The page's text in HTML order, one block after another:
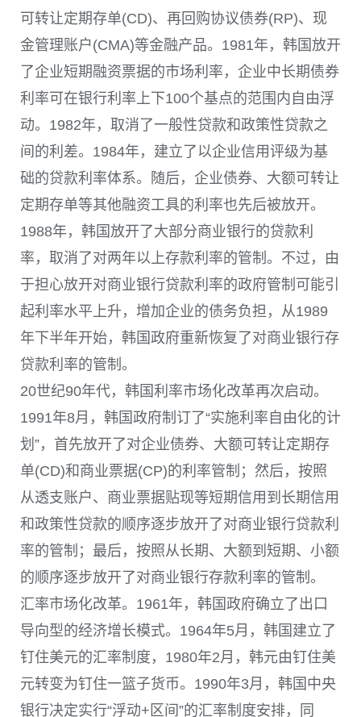
可转让定期存单(CD)、再回购协议债券(RP)、现
金管理账户(CMA)等金融产品。1981年，韩国放开
了企业短期融资票据的市场利率，企业中长期债券
利率可在银行利率上下100个基点的范围内自由浮
动。1982年，取消了一般性贷款和政策性贷款之
间的利差。1984年，建立了以企业信用评级为基
础的贷款利率体系。随后，企业债券、大额可转让
定期存单等其他融资工具的利率也先后被放开。
1988年，韩国放开了大部分商业银行的贷款利
率，取消了对两年以上存款利率的管制。不过，由
于担心放开对商业银行贷款利率的政府管制可能引
起利率水平上升，增加企业的债务负担，从1989
年下半年开始，韩国政府重新恢复了对商业银行存
贷款利率的管制。
20世纪90年代，韩国利率市场化改革再次启动。
1991年8月，韩国政府制订了“实施利率自由化的计
划”，首先放开了对企业债券、大额可转让定期存
单(CD)和商业票据(CP)的利率管制；然后，按照
从透支账户、商业票据贴现等短期信用到长期信用
和政策性贷款的顺序逐步放开了对商业银行贷款利
率的管制；最后，按照从长期、大额到短期、小额
的顺序逐步放开了对商业银行存款利率的管制。
汇率市场化改革。1961年，韩国政府确立了出口
导向型的经济增长模式。1964年5月，韩国建立了
钉住美元的汇率制度，1980年2月，韩元由钉住美
元转变为钉住一篮子货币。1990年3月，韩国中央
银行决定实行“浮动+区间”的汇率制度安排，同